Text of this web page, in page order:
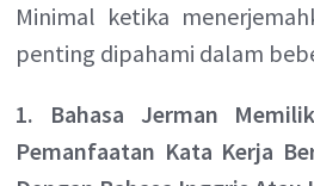
Minimal ketika
penting dipahami dalam
1. Bahasa Jerman
Pemanfaatan Kata Kerja